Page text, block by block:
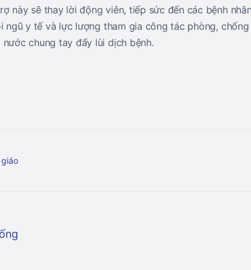
này sẽ thay lời động viên, tiếp sức đến các bệnh
ngũ y tế và lực lượng tham gia công tác phòng,
chung tay đẩy lùi dịch bệnh.